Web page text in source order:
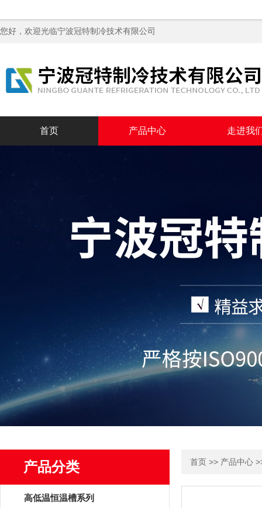
您好，欢迎光临宁波冠特制冷技术有限公司
首页 产品中心 走进我
产品分类
高低温恒温槽系列
首页 >> 产品中心